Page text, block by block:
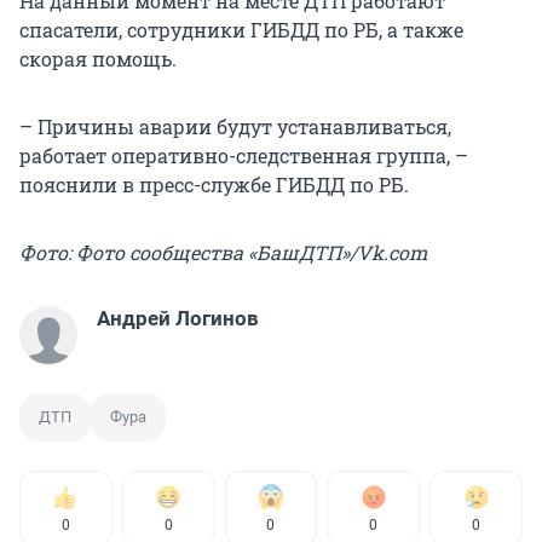
спасатели, сотрудники ГИБДД по РБ, а также
скорая помощь.
– Причины аварии будут устанавливаться,
работает оперативно-следственная группа, –
пояснили в пресс-службе ГИБДД по РБ.
Фото: Фото сообщества «БашДТП»/Vk.com
Андрей Логинов
ДТП Фура
0 0 0 0 0